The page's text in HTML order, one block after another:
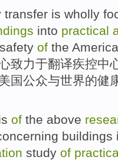
transfer is wholly
into practical
safety of the
致力于翻译疾控中
国公众与世界的健
of the above
buildings
study of